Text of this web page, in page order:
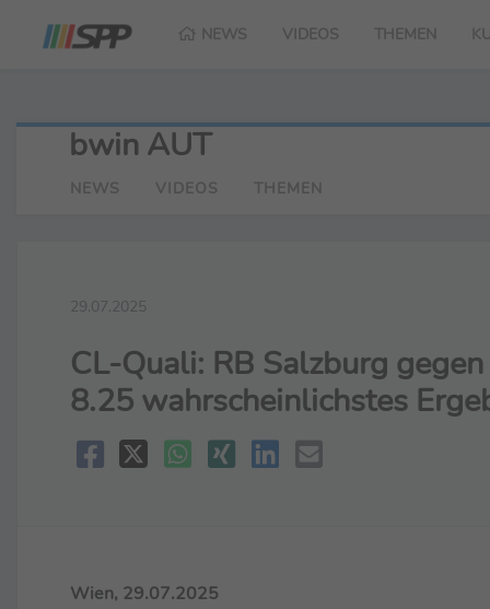
NEWS VIDEOS THEMEN
bwin AUT
NEWS VIDEOS THEMEN
29.07.2025
CL-Quali: RB Salzburg
8.25 wahrscheinlichstes
Wien, 29.07.2025